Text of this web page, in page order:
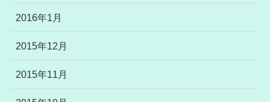
2016年1月
2015年12月
2015年11月